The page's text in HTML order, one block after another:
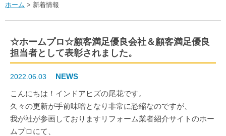
ホーム 新着情報
☆ホームプロ☆顧客満足優良会社＆顧客満足優良
担当者として表彰されました。
2022.06.03
NEWS
こんにちは！インドアヒズの尾花です。
久々の更新が手前味噌となり非常に恐縮なのですが、
我が社が参画しておりますリフォーム業者紹介サイトのホー
ムプロにて、